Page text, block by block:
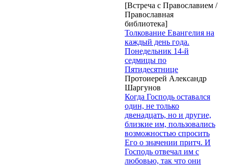
[Встреча с Православием /
Православная
библиотека]
Толкование Евангелия на
каждый день года.
Понедельник 14-й
седмицы по
Пятидесятнице
Протоиерей Александр
Шаргунов
Когда Господь оставался
один, не только
двенадцать, но и другие,
близкие им, пользовались
возможностью спросить
Его о значении притч. И
Господь отвечал им с
любовью, так что они